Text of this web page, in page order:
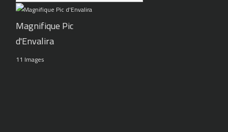
Magnifique Pic
d'Envalira
11 Images